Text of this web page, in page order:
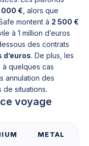
000 € , alors que
montent à 2 500 €
à 1 million d’euros
des contrats
d’euros. De plus, les
à quelques cas
annulation des
situations.
voyage
METAL